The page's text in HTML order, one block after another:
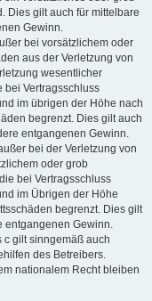
Dies gilt auch für mittelbare
Gewinn.
bei vorsätzlichem oder
aus der Verletzung von
wesentlicher
bei Vertragsschluss
im übrigen der Höhe nach
begrenzt. Dies gilt auch
entgangenen Gewinn.
bei der Verletzung von
oder grob
bei Vertragsschluss
im Übrigen der Höhe
begrenzt. Dies gilt
Gewinn.
c gilt sinngemäß auch
des Betreibers.
nationalem Recht bleiben